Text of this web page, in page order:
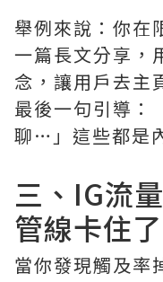
舉例來說：你在
一篇長文分享，
念，讓用戶去主
最後一句引導：
聊…」這些都是
三、 IG流
管線卡住
當你發現觸及率